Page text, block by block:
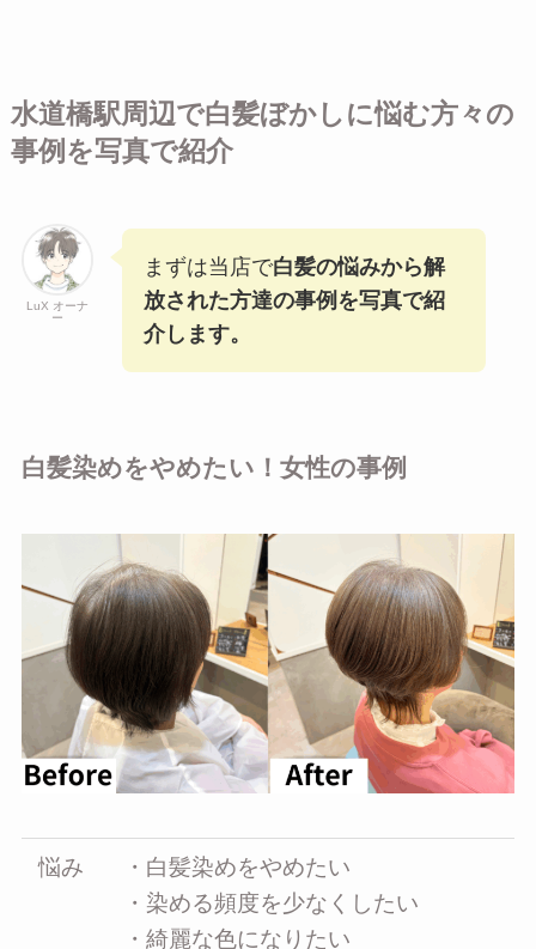
水道橋駅周辺で白髪ぼかしに悩む方々の
事例を写真で紹介
LuX オーナ
ー
まずは当店で白髪の悩みから解
放された方達の事例を写真で紹
介します。
白髪染めをやめたい！女性の事例
悩み
・白髪染めをやめたい
・染める頻度を少なくしたい
・綺麗な色になりたい